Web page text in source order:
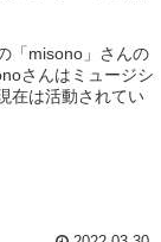
「misono」さんの
さんはミュージシ
在は活動されてい